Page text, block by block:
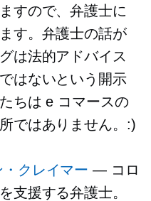
すので、弁護士に
す。弁護士の話が
は法的アドバイス
はないという開示
ちは e コマースの
ではありません。:)
クレイマー — コロ
支援する弁護士。